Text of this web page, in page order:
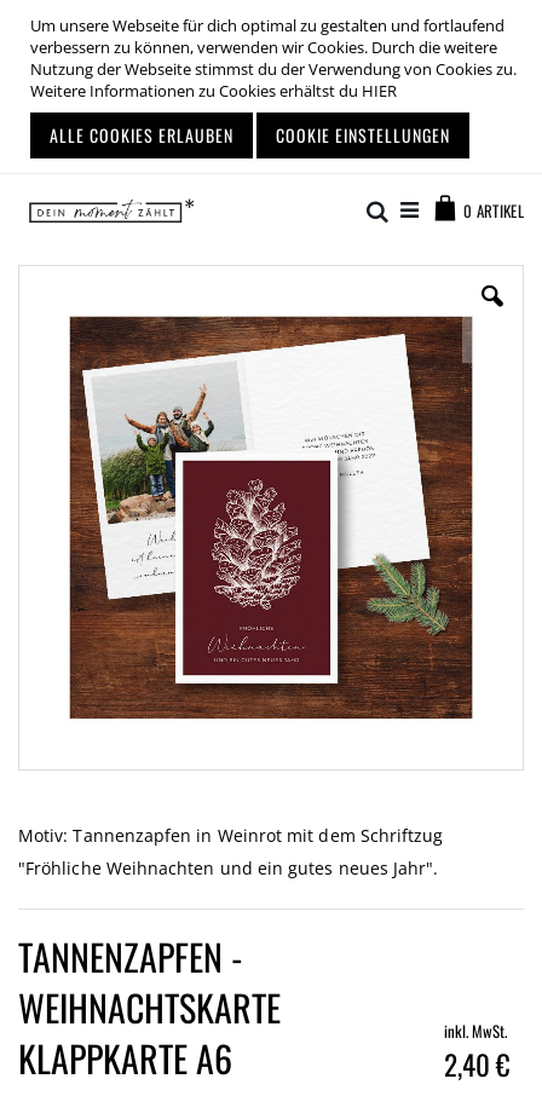
Um unsere Webseite für dich optimal zu gestalten und fortlaufend
verbessern zu können, verwenden wir Cookies. Durch die weitere
Nutzung der Webseite stimmst du der Verwendung von Cookies zu.
Weitere Informationen zu Cookies erhältst du HIER
ALLE COOKIES ERLAUBEN COOKIE EINSTELLUNGEN
Inhalt
springen
0 ARTIKEL
Suche
Bildgalerie
springen
der
Bildgalerie
springen
Motiv: Tannenzapfen in Weinrot mit dem Schriftzug
"Fröhliche Weihnachten und ein gutes neues Jahr".
TANNENZAPFEN -
WEIHNACHTSKARTE
KLAPPKARTE A6
inkl. MwSt.
2,40 €